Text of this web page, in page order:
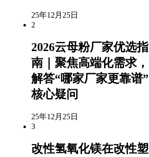
25年12月25日
2
2026云母粉厂家优选指
南｜聚焦高端化需求，
解答“哪家厂家更靠谱”
核心疑问
25年12月25日
3
改性氢氧化镁在改性塑